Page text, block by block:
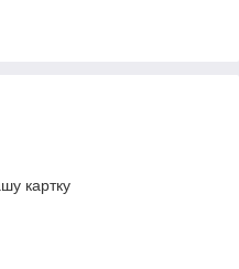
картку